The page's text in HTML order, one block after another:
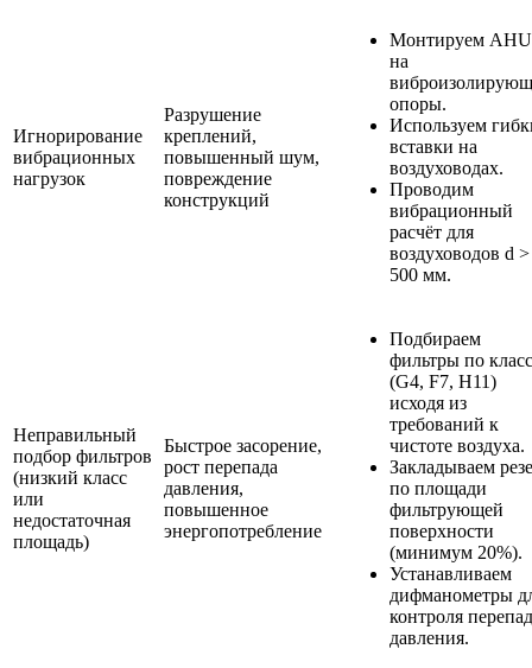
Игнорирование
вибрационных
нагрузок
Разрушение
креплений,
повышенный шум,
повреждение
конструкций
Монтируем AHU
на
опоры.
Используем
вставки на
воздуховодах.
Проводим
вибрационный
расчёт для
воздуховодов d >
500 мм.
Неправильный
подбор фильтров
(низкий класс
или
недостаточная
площадь)
Быстрое засорение,
рост перепада
давления,
повышенное
энергопотребление
Подбираем
фильтры по
(G4, F7, H11)
исходя из
требований к
чистоте воздуха.
Закладываем
по площади
фильтрующей
поверхности
(минимум 20%).
Устанавливаем
дифманометры
контроля
давления.